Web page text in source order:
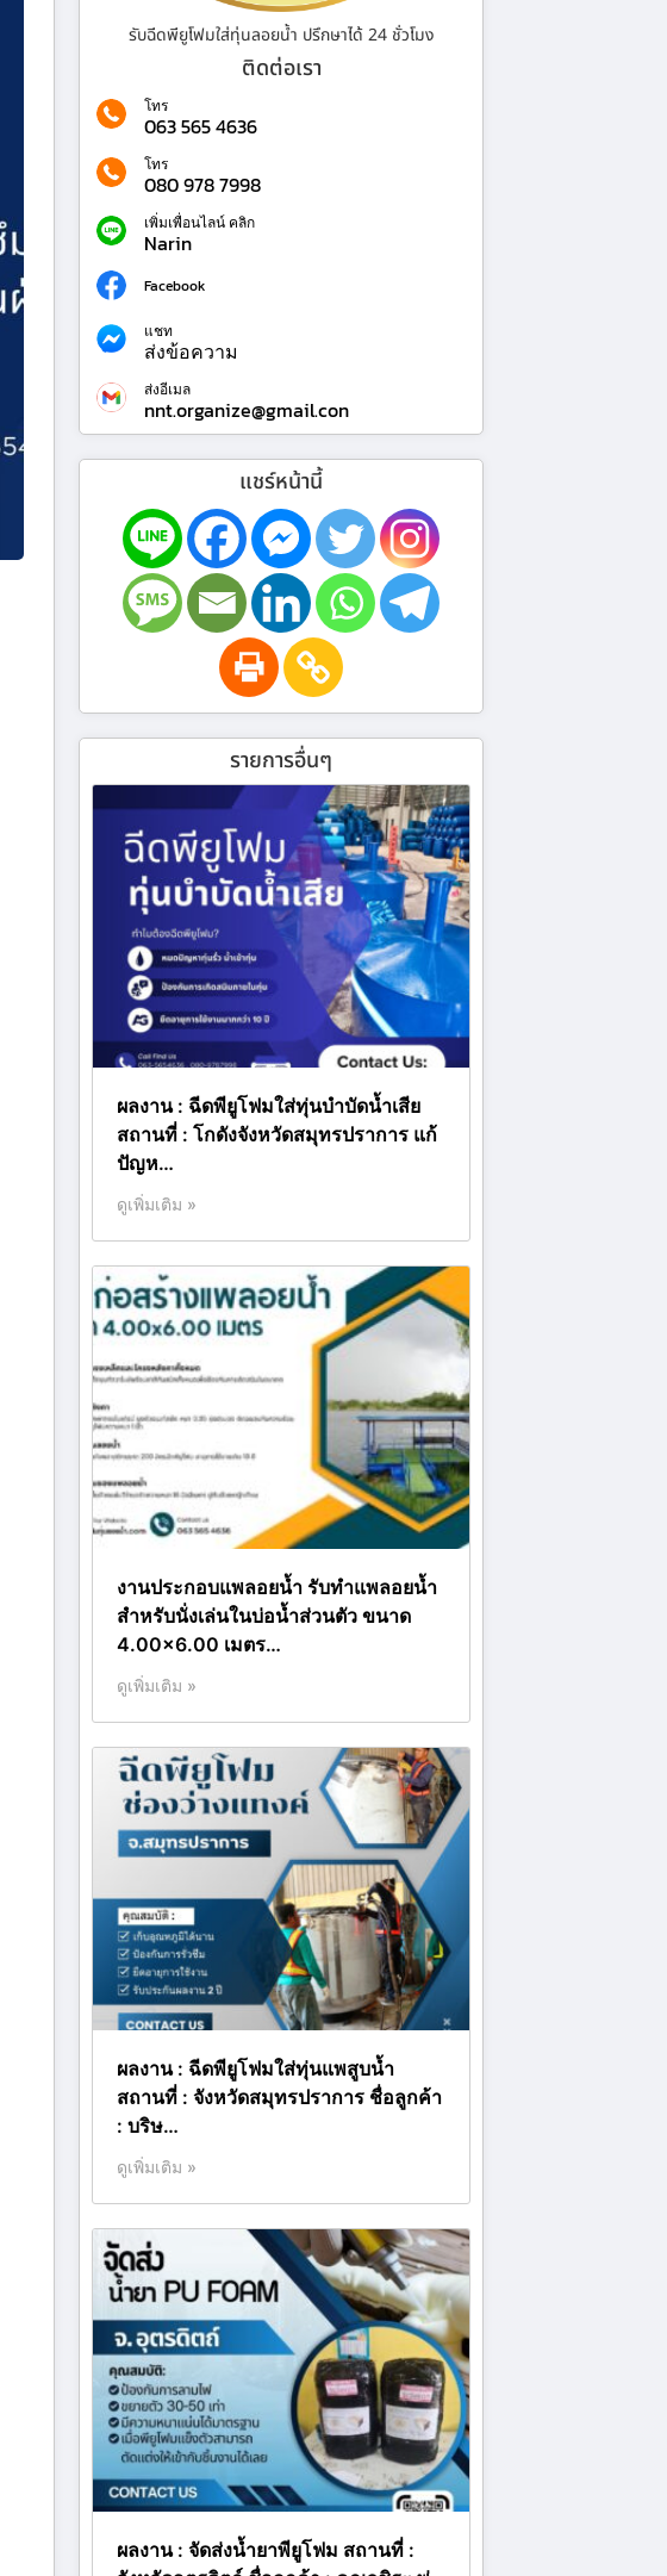
รับฉีดพียูโฟมใส่ทุ่นลอยน้ำ ปรึกษาได้ 24 ชั่วโมง
ติดต่อเรา
โทร
063 565 4636
โทร
080 978 7998
เพิ่มเพื่อนไลน์ คลิก
Narin
Facebook
แชท
ส่งข้อความ
ส่งอีเมล
nnt.organize@gmail.con
แชร์หน้านี้
รายการอื่นๆ
ผลงาน : ฉีดพียูโฟมใส่ทุ่นบำบัดน้ำเสีย
สถานที่ : โกดังจังหวัดสมุทรปราการ แก้
ปัญห…
ดูเพิ่มเติม »
งานประกอบแพลอยน้ำ รับทำแพลอยน้ำ
สำหรับนั่งเล่นในบ่อน้ำส่วนตัว ขนาด
4.00×6.00 เมตร…
ดูเพิ่มเติม »
ผลงาน : ฉีดพียูโฟมใส่ทุ่นแพสูบน้ำ
สถานที่ : จังหวัดสมุทรปราการ ชื่อลูกค้า
: บริษ…
ดูเพิ่มเติม »
ผลงาน : จัดส่งน้ำยาพียูโฟม สถานที่ :